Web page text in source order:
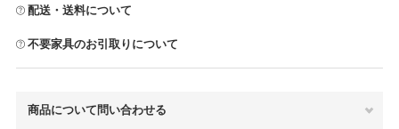
配送・送料について
不要家具のお引取りについて
商品について問い合わせる